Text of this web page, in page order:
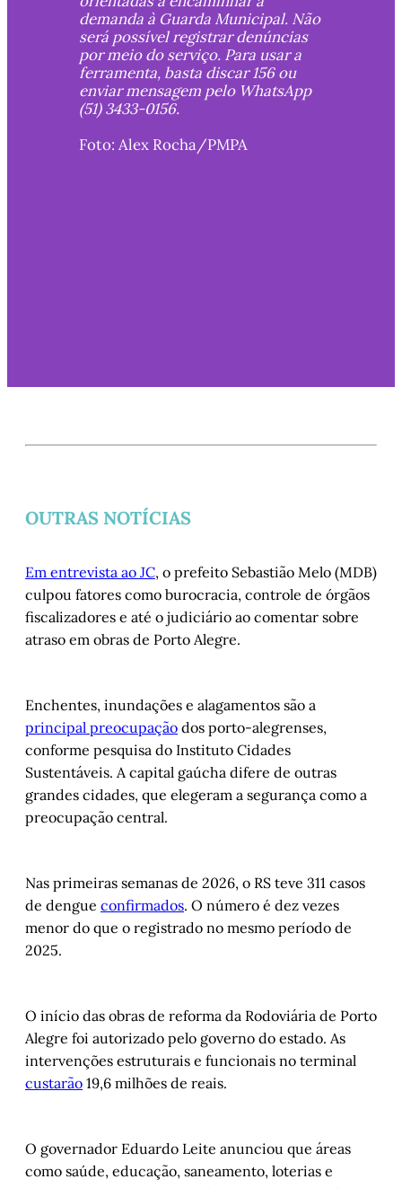
demanda à Guarda Municipal. Não
será possível registrar denúncias
por meio do serviço. Para usar a
ferramenta, basta discar 156 ou
enviar mensagem pelo WhatsApp
(51) 3433-0156.
Foto: Alex Rocha/PMPA
OUTRAS NOTÍCIAS
Em entrevista ao JC, o prefeito Sebastião Melo (MDB)
culpou fatores como burocracia, controle de órgãos
fiscalizadores e até o judiciário ao comentar sobre
atraso em obras de Porto Alegre.
Enchentes, inundações e alagamentos são a
principal preocupação dos porto-alegrenses,
conforme pesquisa do Instituto Cidades
Sustentáveis. A capital gaúcha difere de outras
grandes cidades, que elegeram a segurança como a
preocupação central.
Nas primeiras semanas de 2026, o RS teve 311 casos
de dengue confirmados. O número é dez vezes
menor do que o registrado no mesmo período de
2025.
O início das obras de reforma da Rodoviária de Porto
Alegre foi autorizado pelo governo do estado. As
intervenções estruturais e funcionais no terminal
custarão 19,6 milhões de reais.
O governador Eduardo Leite anunciou que áreas
como saúde, educação, saneamento, loterias e